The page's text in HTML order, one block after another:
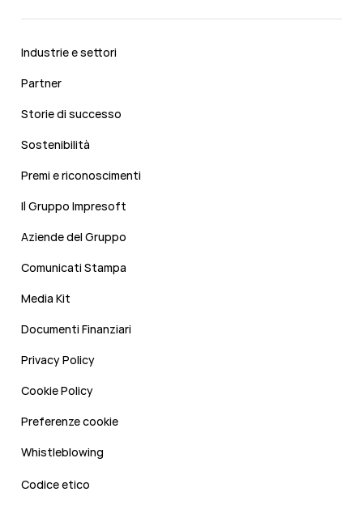
Industrie e settori
Partner
Storie di successo
Sostenibilità
Premi e riconoscimenti
Il Gruppo Impresoft
Aziende del Gruppo
Comunicati Stampa
Media Kit
Documenti Finanziari
Privacy Policy
Cookie Policy
Preferenze cookie
Whistleblowing
Codice etico